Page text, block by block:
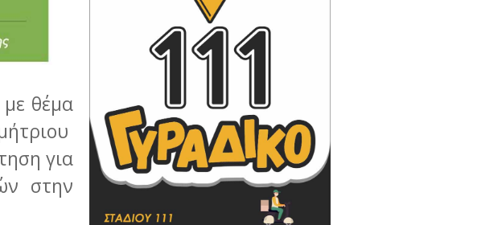
θέμα
για
στην